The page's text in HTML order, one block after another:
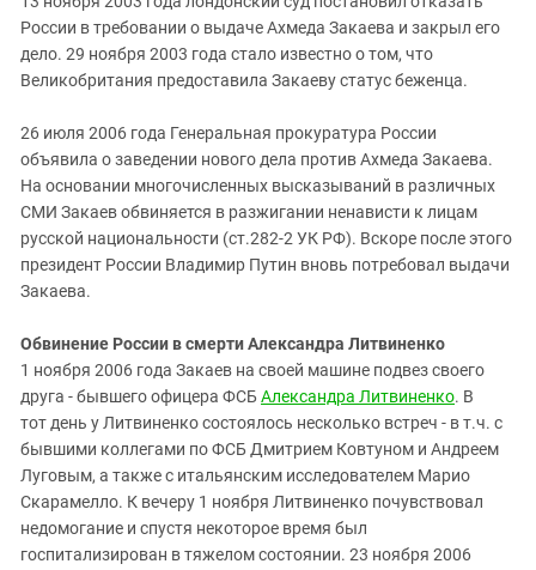
России в требовании о выдаче Ахмеда Закаева и закрыл его
дело. 29 ноября 2003 года стало известно о том, что
Великобритания предоставила Закаеву статус беженца.
26 июля 2006 года Генеральная прокуратура России
объявила о заведении нового дела против Ахмеда Закаева.
На основании многочисленных высказываний в различных
СМИ Закаев обвиняется в разжигании ненависти к лицам
русской национальности (ст.282-2 УК РФ). Вскоре после этого
президент России Владимир Путин вновь потребовал выдачи
Закаева.
Обвинение России в смерти Александра Литвиненко
1 ноября 2006 года Закаев на своей машине подвез своего
друга - бывшего офицера ФСБ Александра Литвиненко. В
тот день у Литвиненко состоялось несколько встреч - в т.ч. с
бывшими коллегами по ФСБ Дмитрием Ковтуном и Андреем
Луговым, а также с итальянским исследователем Марио
Скарамелло. К вечеру 1 ноября Литвиненко почувствовал
недомогание и спустя некоторое время был
госпитализирован в тяжелом состоянии. 23 ноября 2006